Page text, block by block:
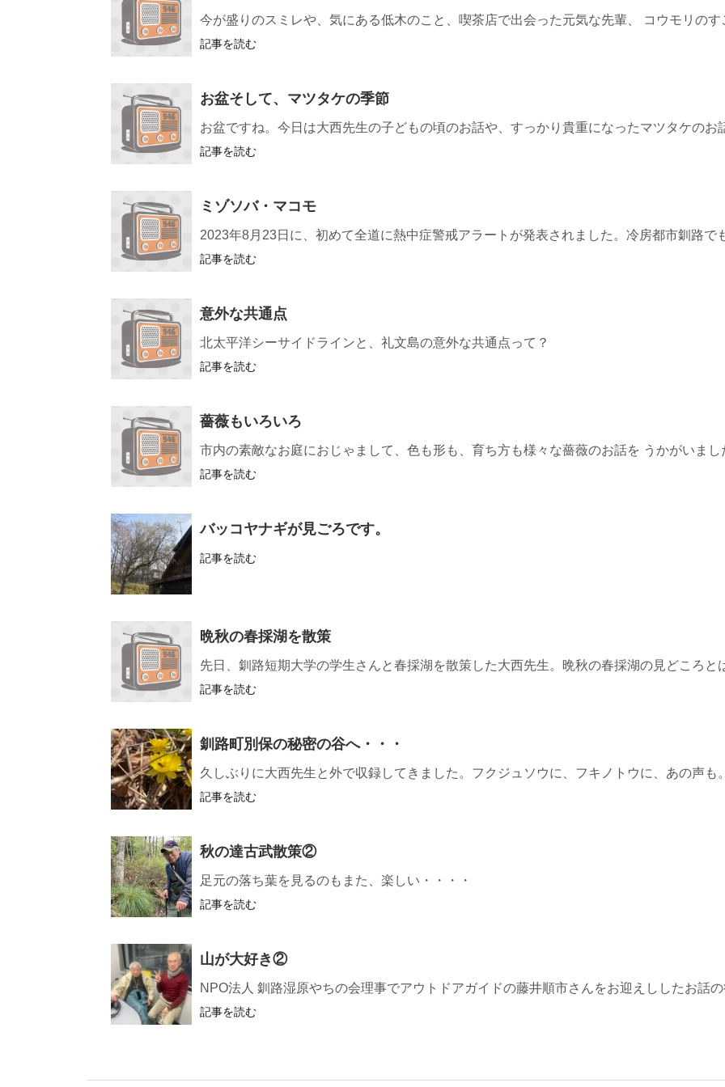
今が盛りのスミレや、気にある低木のこと、喫茶店で出会った元気な先輩、 コウモリのす
記事を読む
お盆そして、マツタケの季節
お盆ですね。今日は大西先生の子どもの頃のお話や、すっかり貴重になったマツタケのお
記事を読む
ミゾソバ・マコモ
2023年8月23日に、初めて全道に熱中症警戒アラートが発表されました。冷房都市釧路で
記事を読む
意外な共通点
北太平洋シーサイドラインと、礼文島の意外な共通点って？
記事を読む
薔薇もいろいろ
市内の素敵なお庭におじゃまして、色も形も、育ち方も様々な薔薇のお話を うかがいまし
記事を読む
バッコヤナギが見ごろです。
記事を読む
晩秋の春採湖を散策
先日、釧路短期大学の学生さんと春採湖を散策した大西先生。晩秋の春採湖の見どころと
記事を読む
釧路町別保の秘密の谷へ・・・
久しぶりに大西先生と外で収録してきました。フクジュソウに、フキノトウに、あの声も。
記事を読む
秋の達古武散策②
足元の落ち葉を見るのもまた、楽しい・・・・
記事を読む
山が大好き②
NPO法人 釧路湿原やちの会理事でアウトドアガイドの藤井順市さんをお迎えししたお話の
記事を読む